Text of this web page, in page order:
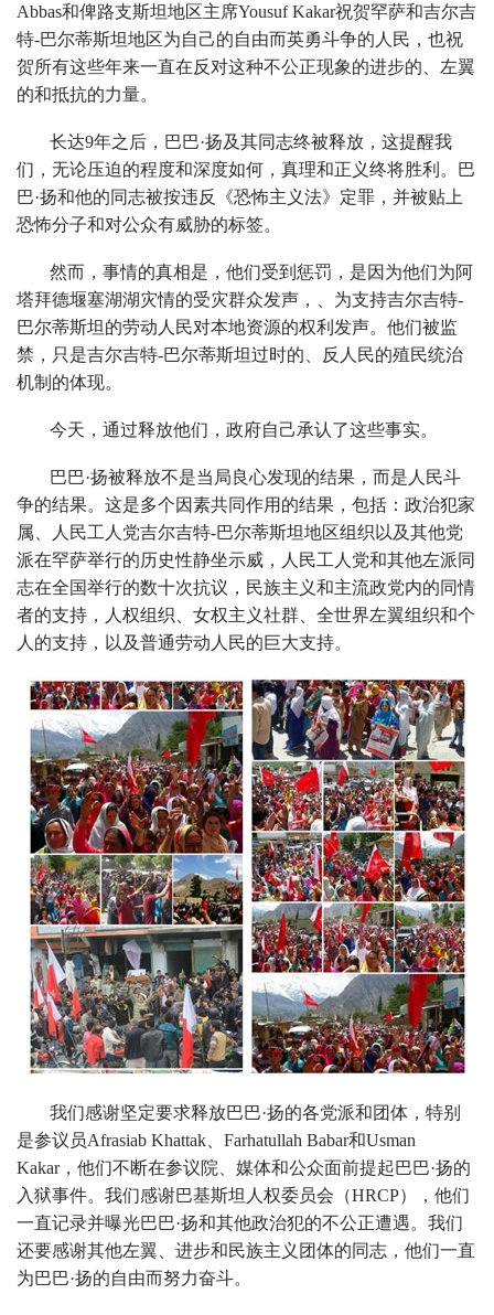
Abbas和俾路支斯坦地区主席Yousuf Kakar祝贺罕萨和吉尔吉
特-巴尔蒂斯坦地区为自己的自由而英勇斗争的人民，也祝
贺所有这些年来一直在反对这种不公正现象的进步的、左翼
的和抵抗的力量。
长达9年之后，巴巴·扬及其同志终被释放，这提醒我
们，无论压迫的程度和深度如何，真理和正义终将胜利。巴
巴·扬和他的同志被按违反《恐怖主义法》定罪，并被贴上
恐怖分子和对公众有威胁的标签。
然而，事情的真相是，他们受到惩罚，是因为他们为阿
塔拜德堰塞湖湖灾情的受灾群众发声，、为支持吉尔吉特-
巴尔蒂斯坦的劳动人民对本地资源的权利发声。他们被监
禁，只是吉尔吉特-巴尔蒂斯坦过时的、反人民的殖民统治
机制的体现。
今天，通过释放他们，政府自己承认了这些事实。
巴巴·扬被释放不是当局良心发现的结果，而是人民斗
争的结果。这是多个因素共同作用的结果，包括：政治犯家
属、人民工人党吉尔吉特-巴尔蒂斯坦地区组织以及其他党
派在罕萨举行的历史性静坐示威，人民工人党和其他左派同
志在全国举行的数十次抗议，民族主义和主流政党内的同情
者的支持，人权组织、女权主义社群、全世界左翼组织和个
人的支持，以及普通劳动人民的巨大支持。
我们感谢坚定要求释放巴巴·扬的各党派和团体，特别
是参议员Afrasiab Khattak、Farhatullah Babar和Usman
Kakar，他们不断在参议院、媒体和公众面前提起巴巴·扬的
入狱事件。我们感谢巴基斯坦人权委员会（HRCP），他们
一直记录并曝光巴巴·扬和其他政治犯的不公正遭遇。我们
还要感谢其他左翼、进步和民族主义团体的同志，他们一直
为巴巴·扬的自由而努力奋斗。